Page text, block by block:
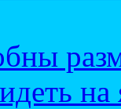
на